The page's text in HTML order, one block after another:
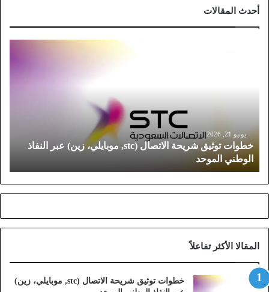
أحدث المقالات
و
ش
ر
ل
ا
ت
ص
يونيو 21, 2026
خطوات توثيق شريحة الاتصال (stc, موبايلي، زين) عبر النفاذ
الوطني الموحد
المقالا الأكثر تفاعلاً
خطوات توثيق شريحة الاتصال (stc, موبايلي، زين)